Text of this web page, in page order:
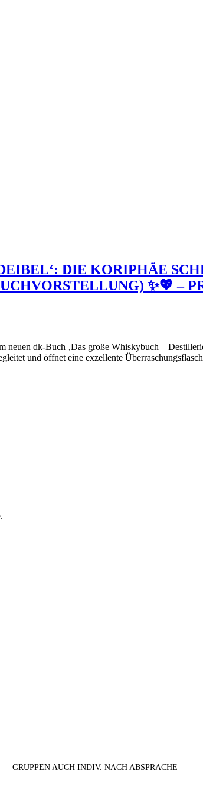
DIE KORIPHÄE
✨💖 –
neuen dk-Buch ‚Das große Whiskybuch –
und öffnet eine exzellente
GRUPPEN AUCH INDIV. NACH ABSPRACHE